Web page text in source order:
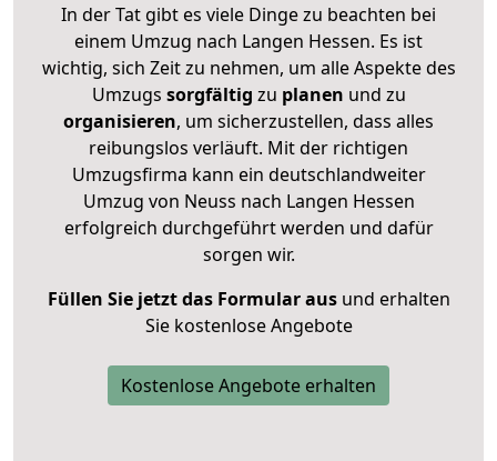
In der Tat gibt es viele Dinge zu beachten bei
einem Umzug nach Langen Hessen. Es ist
wichtig, sich Zeit zu nehmen, um alle Aspekte des
Umzugs sorgfältig zu planen und zu
organisieren, um sicherzustellen, dass alles
reibungslos verläuft. Mit der richtigen
Umzugsfirma kann ein deutschlandweiter
Umzug von Neuss nach Langen Hessen
erfolgreich durchgeführt werden und dafür
sorgen wir.
Füllen Sie jetzt das Formular ausund erhalten
Sie kostenlose Angebote
Kostenlose Angebote erhalten